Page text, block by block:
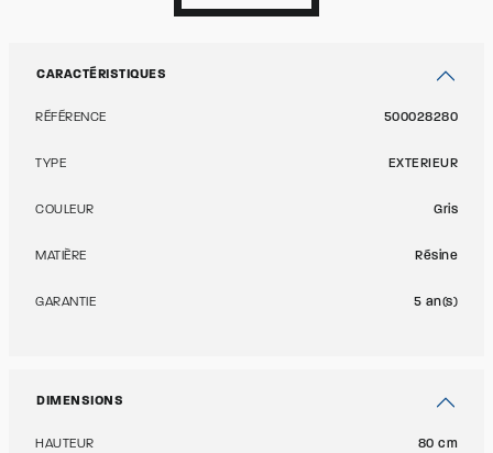
CARACTÉRISTIQUES
RÉFÉRENCE 500028280
TYPE EXTERIEUR
COULEUR Gris
MATIÈRE Résine
GARANTIE 5 an(s)
DIMENSIONS
HAUTEUR 80 cm